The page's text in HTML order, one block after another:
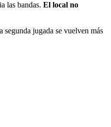
las bandas. El local no
segunda jugada se vuelven más